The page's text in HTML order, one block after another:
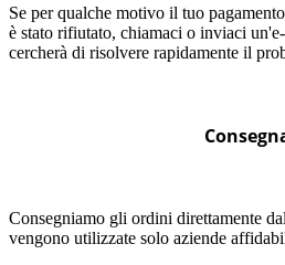
Se per qualche motivo il tuo
è stato rifiutato, chiamaci o inviaci
cercherà di risolvere rapidamente il
Consegniamo gli ordini direttamente
vengono utilizzate solo aziende